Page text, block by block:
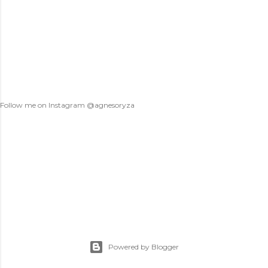
Follow me on Instagram @agnesoryza
Powered by Blogger